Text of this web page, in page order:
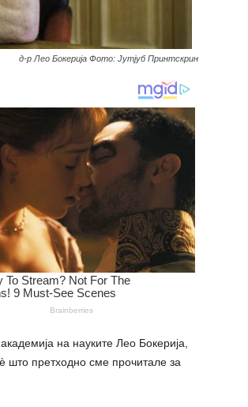
д-р Лео Бокерија Фото: Јутјуб Принтскрин
на науките Лео Бокерија,
што претходно сме прочитале за